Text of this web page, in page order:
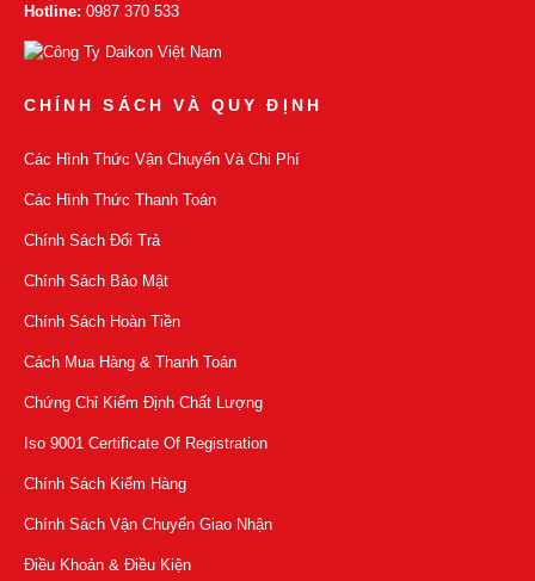
Hotline: 0987 370 533
CHÍNH SÁCH VÀ QUY ĐỊNH
Các Hình Thức Vận Chuyển Và Chi Phí
Các Hình Thức Thanh Toán
Chính Sách Đổi Trả
Chính Sách Bảo Mật
Chính Sách Hoàn Tiền
Cách Mua Hàng & Thanh Toán
Chứng Chỉ Kiểm Định Chất Lượng
Iso 9001 Certificate Of Registration
Chính Sách Kiểm Hàng
Chính Sách Vận Chuyển Giao Nhận
Điều Khoản & Điều Kiện